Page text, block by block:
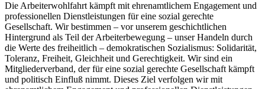
Die Arbeiterwohlfahrt kämpft mit ehrenamtlichem Engagement und
professionellen Dienstleistungen für eine sozial gerechte
Gesellschaft. Wir bestimmen – vor unserem geschichtlichen
Hintergrund als Teil der Arbeiterbewegung – unser Handeln durch
die Werte des freiheitlich – demokratischen Sozialismus: Solidarität,
Toleranz, Freiheit, Gleichheit und Gerechtigkeit. Wir sind ein
Mitgliederverband, der für eine sozial gerechte Gesellschaft kämpft
und politisch Einfluß nimmt. Dieses Ziel verfolgen wir mit